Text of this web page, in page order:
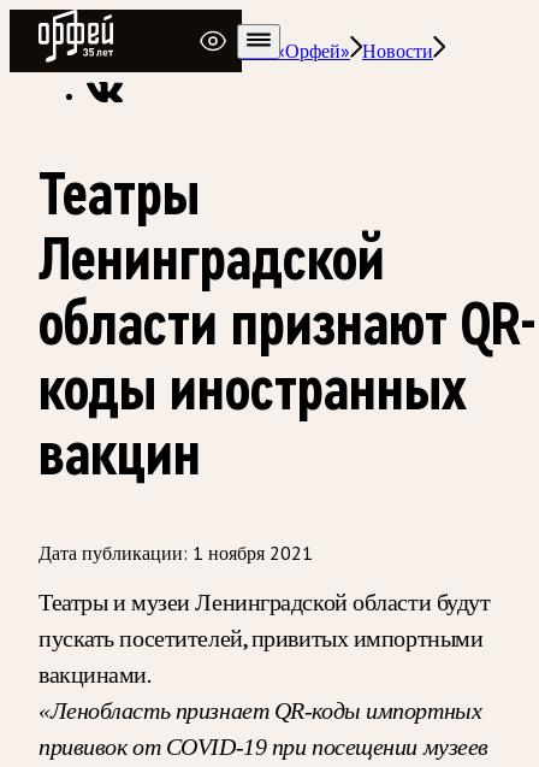
Радио Орфей
Радио классической музыки «Орфей» Новости
Театры
Ленинградской
области признают QR-
коды иностранных
вакцин
Дата публикации: 1 ноября 2021
Театры и музеи Ленинградской области будут
пускать посетителей, привитых импортными
вакцинами.
«Ленобласть признает QR-коды импортных
прививок от COVID-19 при посещении музеев